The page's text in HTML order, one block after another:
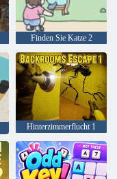
Finden Sie Katze 2
Hinterzimmerflucht 1